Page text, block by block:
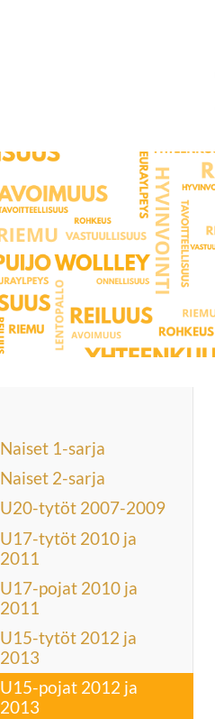
Naiset 1-sarja
Naiset 2-sarja
U20-tytöt 2007-2009
U17-tytöt 2010 ja
2011
U17-pojat 2010 ja
2011
U15-tytöt 2012 ja
2013
U15-pojat 2012 ja
2013